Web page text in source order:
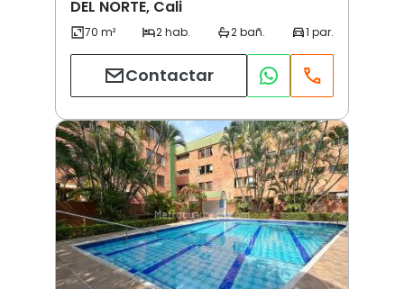
DEL NORTE, Cali
Contactar